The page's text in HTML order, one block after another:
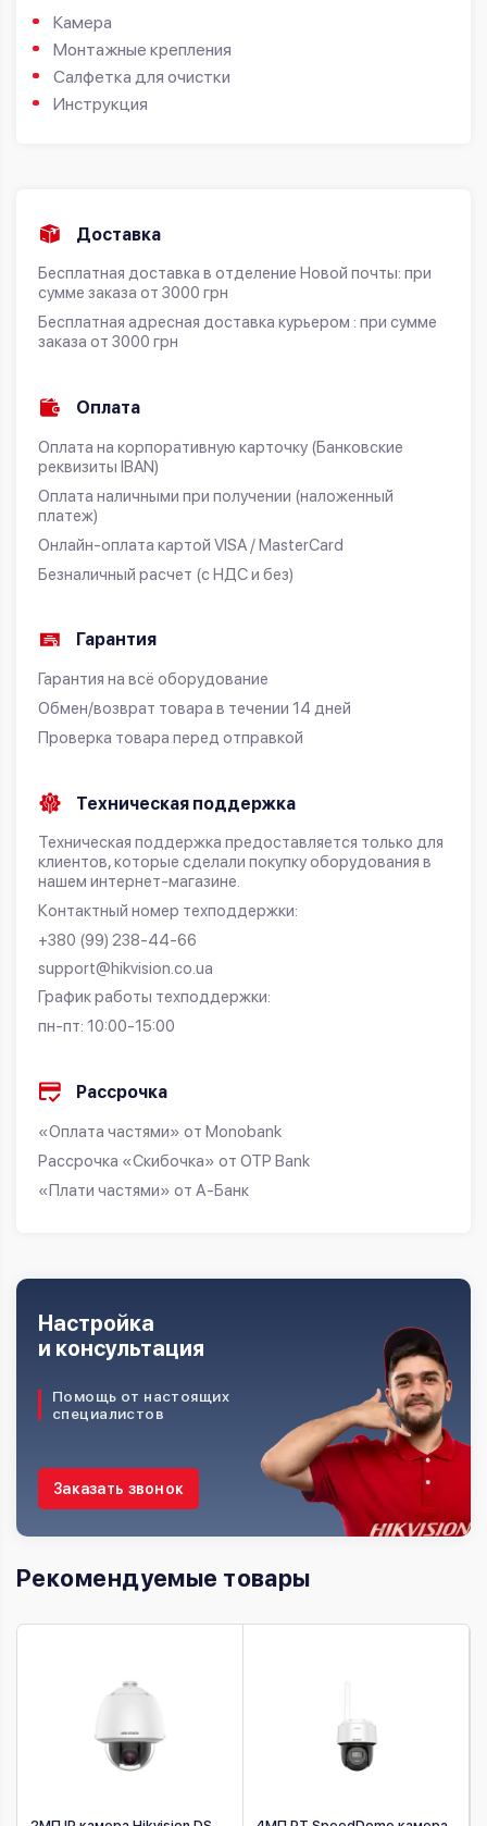
Камера
Монтажные крепления
Салфетка для очистки
Инструкция
Доставка
Бесплатная доставка в отделение Новой почты: при
сумме заказа от 3000 грн
Бесплатная адресная доставка курьером : при сумме
заказа от 3000 грн
Оплата
Оплата на корпоративную карточку (Банковские
реквизиты IBAN)
Оплата наличными при получении (наложенный
платеж)
Онлайн-оплата картой VISA / MasterCard
Безналичный расчет (с НДС и без)
Гарантия
Гарантия на всё оборудование
Обмен/возврат товара в течении 14 дней
Проверка товара перед отправкой
Техническая поддержка
Техническая поддержка предоставляется только для
клиентов, которые сделали покупку оборудования в
нашем интернет-магазине.
Контактный номер техподдержки:
+380 (99) 238-44-66
support@hikvision.co.ua
График работы техподдержки:
пн-пт: 10:00-15:00
Рассрочка
«Оплата частями» от Monobank
Рассрочка «Скибочка» от OTP Bank
«Плати частями» от А-Банк
Помощь от настоящих
специалистов
Настройка
и консультация
Заказать звонок
Рекомендуемые товары